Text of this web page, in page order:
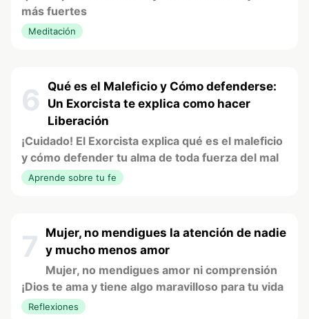
más fuertes
Meditación
6
Qué es el Maleficio y Cómo defenderse:
Un Exorcista te explica como hacer
Liberación
¡Cuidado! El Exorcista explica qué es el maleficio
y cómo defender tu alma de toda fuerza del mal
Aprende sobre tu fe
7
Mujer, no mendigues la atención de nadie
y mucho menos amor
Mujer, no mendigues amor ni comprensión
¡Dios te ama y tiene algo maravilloso para tu vida
Reflexiones